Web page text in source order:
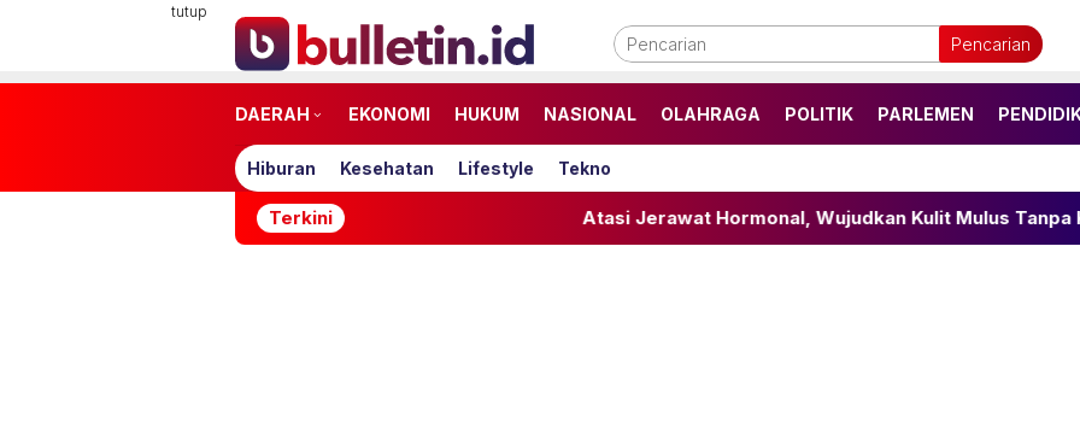
tutup
Pencarian
DAERAH EKONOMI HUKUM NASIONAL OLAHRAGA POLITIK PARLEMEN
Hiburan Kesehatan Lifestyle Tekno
Terkini Atasi Jerawat Hormonal, Wujudkan Kulit Mulus Tanpa Kompromi